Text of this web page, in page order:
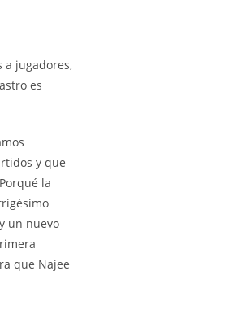
a jugadores,
es
y que
la
un nuevo
que Najee